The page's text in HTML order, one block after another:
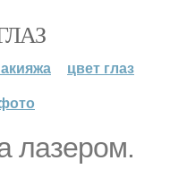
цвет глаз
лазером.